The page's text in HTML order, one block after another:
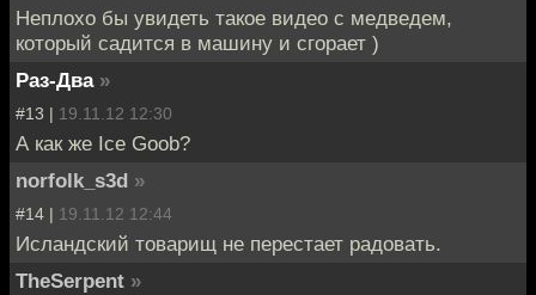
Неплохо бы увидеть такое видео с медведем,
который садится в машину и сгорает )
Раз-Два »
#13 | 19.11.12 12:30
А как же Ice Goob?
norfolk_s3d »
#14 | 19.11.12 12:44
Исландский товарищ не перестает радовать.
TheSerpent »